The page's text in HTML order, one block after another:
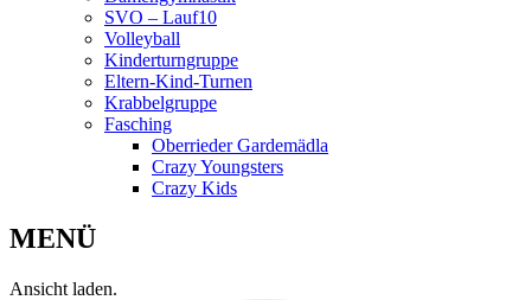
SVO – Lauf10
Volleyball
Kinderturngruppe
Eltern-Kind-Turnen
Krabbelgruppe
Fasching
Oberrieder Gardemädla
Crazy Youngsters
Crazy Kids
MENÜ
Ansicht laden.